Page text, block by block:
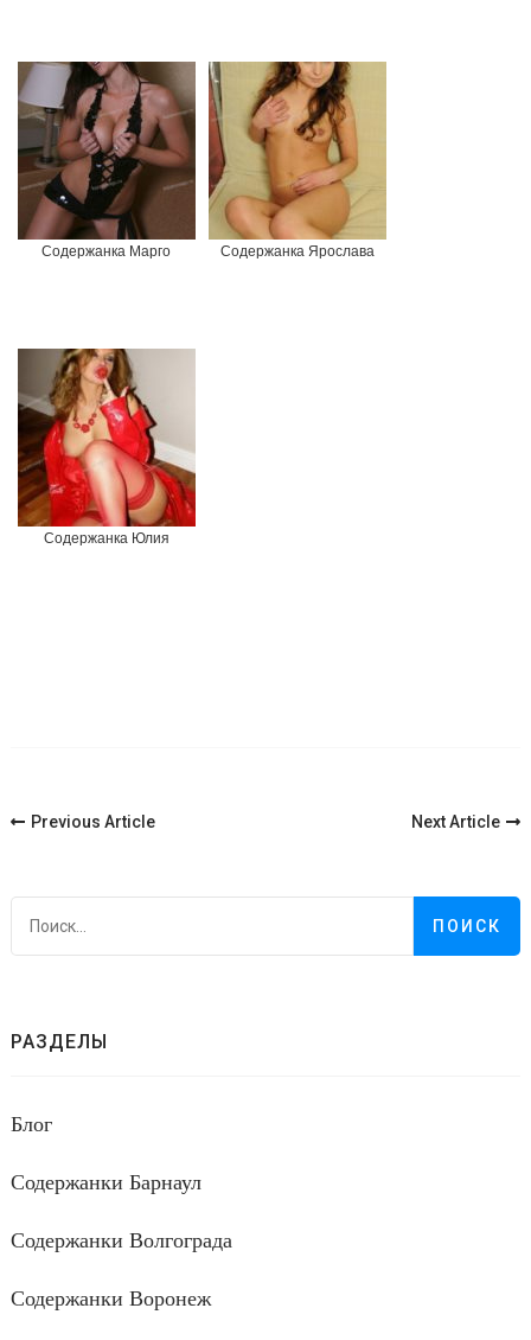
Содержанка Марго Содержанка Ярослава
Содержанка Юлия
Post
Previous Article Next Article
РАЗДЕЛЫ
Блог
Содержанки Барнаул
Содержанки Волгограда
Содержанки Воронеж